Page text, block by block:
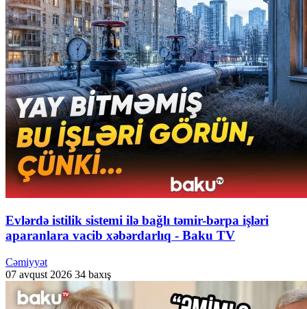
Evlərdə istilik sistemi ilə bağlı təmir-bərpa işləri
aparanlara vacib xəbərdarlıq - Baku TV
Cəmiyyət
07 avqust 2026 34 baxış